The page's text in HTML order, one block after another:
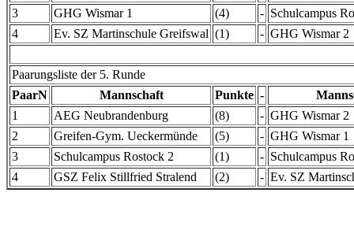
3
GHG Wismar 1 (4) - Schulcampus
4
Ev. SZ Martinschule Greifswal (1) - GHG Wismar 2
Paarungsliste der 5. Runde
PaarN
Mannschaft Punkte -
1
AEG Neubrandenburg (8) - GHG Wismar 2
2
Greifen-Gym. Ueckermünde (5) - GHG Wismar 1
3
Schulcampus Rostock 2 (1) - Schulcampus
4
GSZ Felix Stillfried Stralend (2) - Ev. SZ